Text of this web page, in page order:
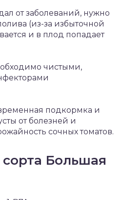
от заболеваний, нужно
(из-за избыточной
и в плод попадает
чистыми,
подкормка и
от болезней и
сочных томатов.
Большая